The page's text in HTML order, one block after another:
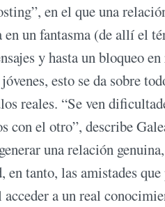
en el que una
un fantasma (de allí el
y hasta un bloqueo
esto se da sobre
reales. “Se ven
con el otro”, describe
una relación
tanto, las amistades que
a un real